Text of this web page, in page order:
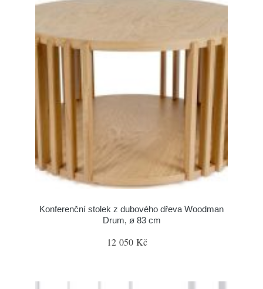
Konferenční stolek z dubového dřeva Woodman
Drum, ø 83 cm
12 050 Kč